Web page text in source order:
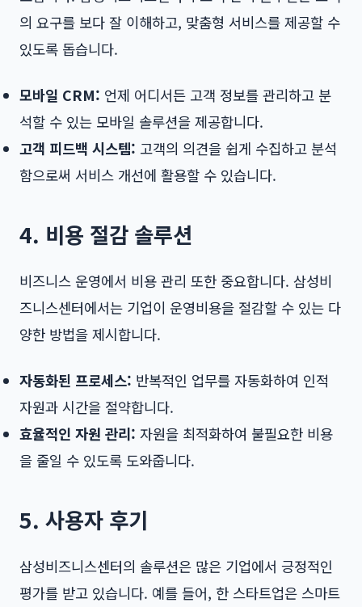
의 요구를 보다 잘 이해하고, 맞춤형 서비스를 제공할 수
있도록 돕습니다.
모바일 CRM: 언제 어디서든 고객 정보를 관리하고 분
석할 수 있는 모바일 솔루션을 제공합니다.
고객 피드백 시스템: 고객의 의견을 쉽게 수집하고 분석
함으로써 서비스 개선에 활용할 수 있습니다.
4. 비용 절감 솔루션
비즈니스 운영에서 비용 관리 또한 중요합니다. 삼성비
즈니스센터에서는 기업이 운영비용을 절감할 수 있는 다
양한 방법을 제시합니다.
자동화된 프로세스: 반복적인 업무를 자동화하여 인적
자원과 시간을 절약합니다.
효율적인 자원 관리: 자원을 최적화하여 불필요한 비용
을 줄일 수 있도록 도와줍니다.
5. 사용자 후기
삼성비즈니스센터의 솔루션은 많은 기업에서 긍정적인
평가를 받고 있습니다. 예를 들어, 한 스타트업은 스마트